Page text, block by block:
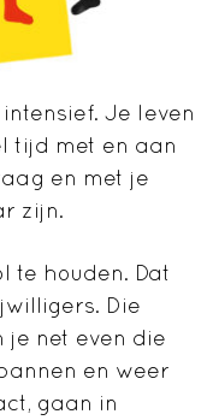
Je leven
tijd met en aan
en met je
zijn.
te houden. Dat
Die
je net even die
en weer
gaan in